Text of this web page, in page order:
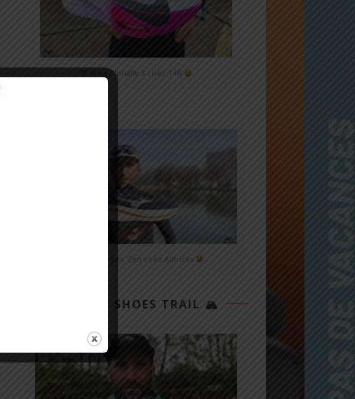
Nike Alphafly 3 chez T4R
Mizuno Neo Zen chez Alltricks
TOP 3 SHOES TRAIL 🏔